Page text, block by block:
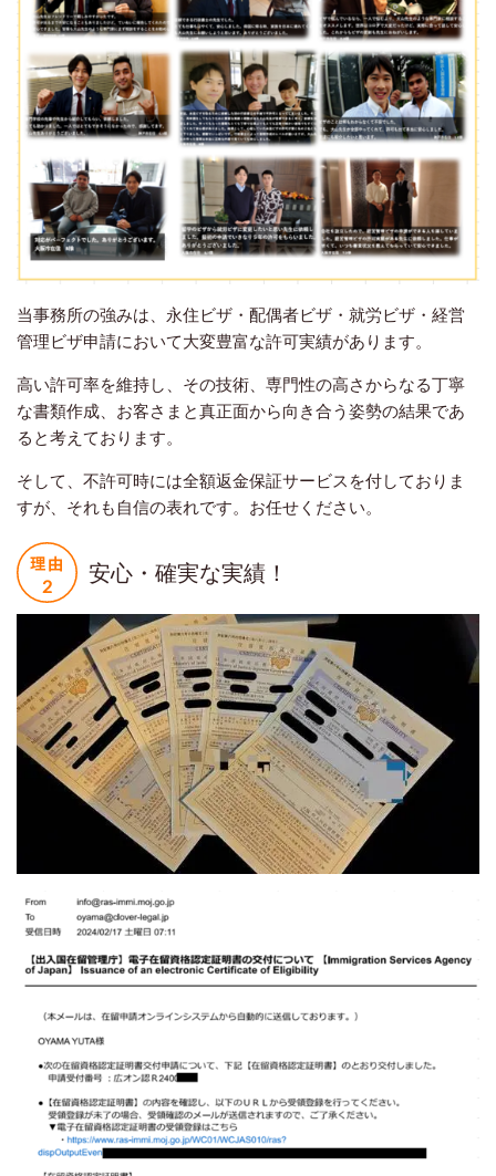
当事務所の強みは、永住ビザ・配偶者ビザ・就労ビザ・経営
管理ビザ申請において大変豊富な許可実績があります。
高い許可率を維持し、その技術、専門性の高さからなる丁寧
な書類作成、お客さまと真正面から向き合う姿勢の結果であ
ると考えております。
そして、不許可時には全額返金保証サービスを付しておりま
すが、それも自信の表れです。お任せください。
安心・確実な実績！